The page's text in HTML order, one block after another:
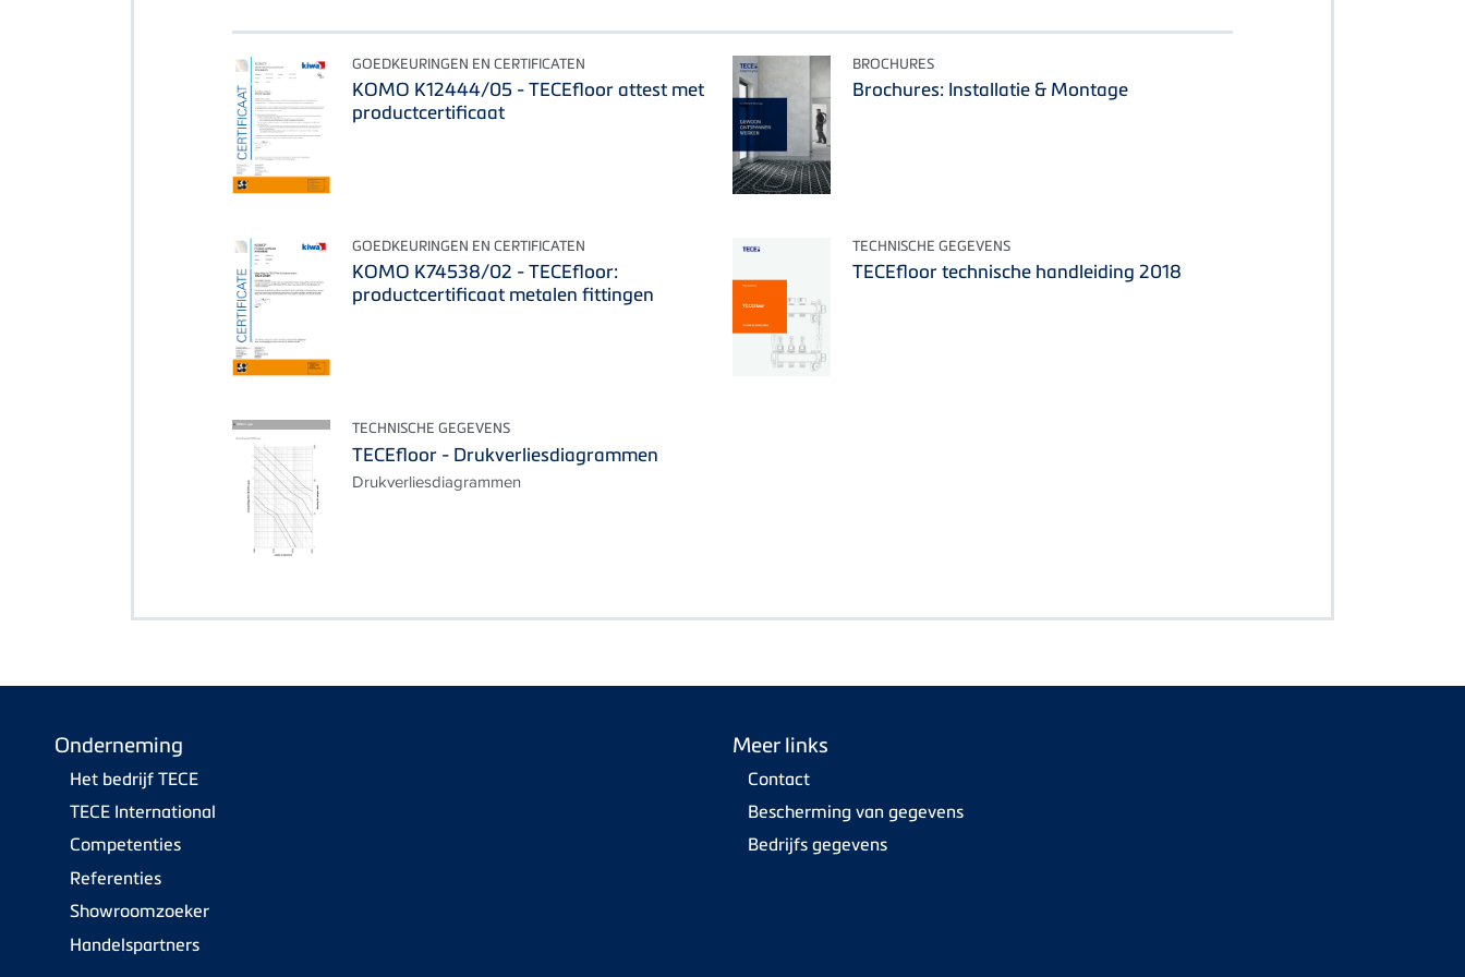
GOEDKEURINGEN EN CERTIFICATEN
KOMO K12444/05 - TECEfloor attest met
productcertificaat
BROCHURES
Brochures: Installatie & Montage
GOEDKEURINGEN EN CERTIFICATEN
KOMO K74538/02 - TECEfloor:
productcertificaat metalen fittingen
TECHNISCHE GEGEVENS
TECEfloor technische handleiding 2018
TECHNISCHE GEGEVENS
TECEfloor - Drukverliesdiagrammen
Drukverliesdiagrammen
Onderneming
Het bedrijf TECE
TECE International
Competenties
Referenties
Showroomzoeker
Handelspartners
Meer links
Contact
Bescherming van gegevens
Bedrijfs gegevens